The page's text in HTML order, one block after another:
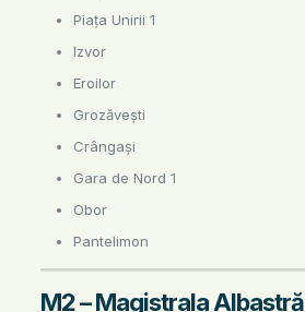
Piața Unirii 1
Izvor
Eroilor
Grozăvești
Crângași
Gara de Nord 1
Obor
Pantelimon
M2 – Magistrala Albastră